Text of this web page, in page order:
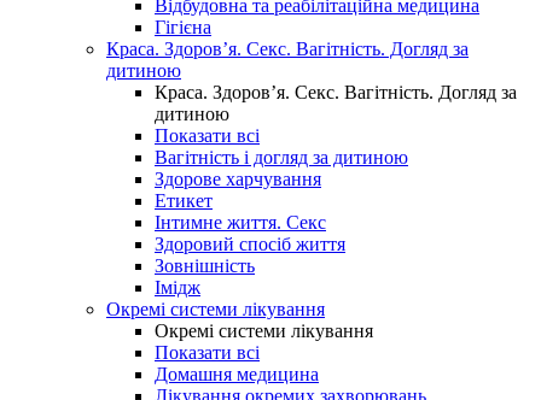
Відбудовна та реабілітаційна медицина
Гігієна
Краса. Здоров’я. Секс. Вагітність. Догляд за
дитиною
Краса. Здоров’я. Секс. Вагітність. Догляд за
дитиною
Показати всі
Вагітність і догляд за дитиною
Здорове харчування
Етикет
Інтимне життя. Секс
Здоровий спосіб життя
Зовнішність
Імідж
Окремі системи лікування
Окремі системи лікування
Показати всі
Домашня медицина
Лікування окремих захворювань